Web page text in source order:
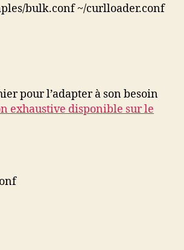
bulk.conf ~/curlloader.conf
pour l’adapter à son besoin
exhaustive disponible sur le